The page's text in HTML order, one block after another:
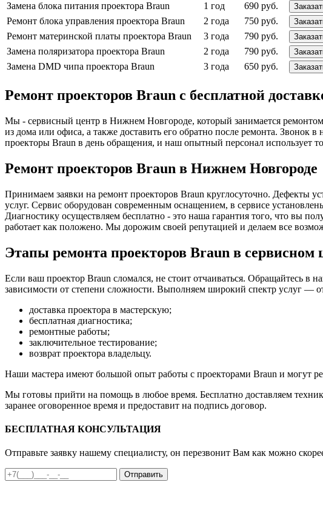
Замена блока питания проектора Braun 1 год 690 руб.
Ремонт блока управления проектора Braun 2 года 750 руб.
Ремонт материнской платы проектора Braun 3 года 790 руб.
Замена поляризатора проектора Braun 2 года 790 руб.
Замена DMD чипа проектора Braun 3 года 650 руб.
Ремонт проекторов Braun с бесплатной
Мы - сервисный центр в Нижнем Новгороде, который занимается ремонтом
из дома или офиса, а также доставить его обратно после ремонта.
проекторы Braun в день обращения, и наш опытный персонал использует
Ремонт проекторов Braun в Нижнем Новгороде
Принимаем заявки на ремонт проекторов Braun круглосуточно. Дефекты
услуг. Сервис оборудован современным оснащением, в сервисе
Диагностику осуществляем бесплатно - это наша гарантия того, что вы
работает как положено. Мы дорожим своей репутацией и делаем все
Этапы ремонта проекторов Braun в сервисном
Если ваш проектор Braun сломался, не стоит отчаиваться. Обращайтесь
зависимости от степени сложности. Выполняем широкий спектр услуг —
доставка проектора в мастерскую;
бесплатная диагностика;
ремонтные работы;
заключительное тестирование;
возврат проектора владельцу.
Наши мастера имеют большой опыт работы с проекторами Braun и могут
Мы готовы прийти на помощь в любое время. Бесплатно доставляем
заранее оговоренное время и предоставит на подпись договор.
БЕСПЛАТНАЯ КОНСУЛЬТАЦИЯ
Отправьте заявку нашему специалисту, он перезвонит Вам как можно
Отправить